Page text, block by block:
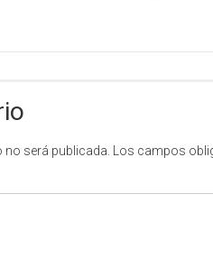
será publicada. Los campos